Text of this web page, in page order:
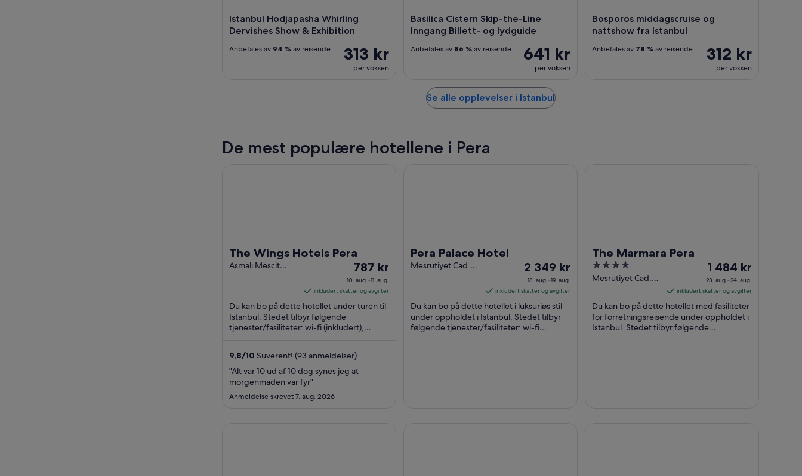
Istanbul Hodjapasha Whirling
Dervishes Show & Exhibition
313 kr
per voksen
Anbefales av 94 % av reisende
Basilica Cistern Skip-the-Line
Inngang Billett- og lydguide
641 kr
per voksen
Anbefales av 86 % av reisende
Bosporos middagscruise og
nattshow fra Istanbul
312 kr
per voksen
Anbefales av 78 % av reisende
Se alle opplevelser i Istanbul
De mest populære hotellene i Pera
The Wings Hotels Pera
Asmalı Mescit
Prisen
er
787 kr
per
fra
aug.
til
11.
787 kr
10. aug.–11. aug.
inkludert skatter og avgifter
Du kan bo på dette hotellet under turen til
Istanbul. Stedet tilbyr følgende
tjenester/fasiliteter: wi-fi (inkludert),
9,8/10 Suverent! (93 anmeldelser)
"Alt var 10 ud af 10 dog synes jeg at
morgenmaden var fyr"
Anmeldelse skrevet 7. aug. 2026
Pera Palace Hotel
Mesrutiyet Cad.
Prisen
er
2 349 kr
per
natt
fra
2 349 kr
18. aug.–19. aug.
inkludert skatter og avgifter
Du kan bo på dette hotellet i luksuriøs stil
under oppholdet i Istanbul. Stedet tilbyr
følgende tjenester/fasiliteter: wi-fi
The Marmara Pera
4
out
5
Mesrutiyet Cad.
Prisen
er
1 484 kr
per
natt
fra
1 484 kr
23. aug.–24. aug.
inkludert skatter og avgifter
Du kan bo på dette hotellet med fasiliteter
for forretningsreisende under oppholdet i
Istanbul. Stedet tilbyr følgende